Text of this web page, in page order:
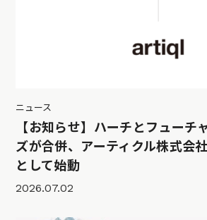
ニュース
【お知らせ】ハーチとフューチ
ズが合併、アーティクル株式会
として始動
2026.07.02